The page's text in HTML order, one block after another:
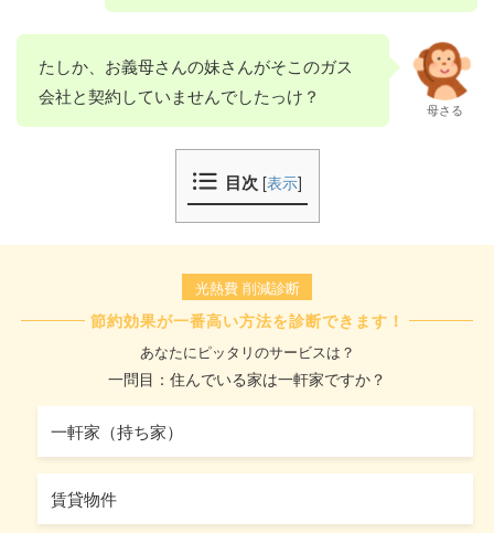
たしか、お義母さんの妹さんがそこのガス
会社と契約していませんでしたっけ？
母さる
目次 [表示]
光熱費 削減診断
節約効果が一番高い方法を診断できます！
あなたにピッタリのサービスは？
一問目：住んでいる家は一軒家ですか？
一軒家（持ち家）
賃貸物件